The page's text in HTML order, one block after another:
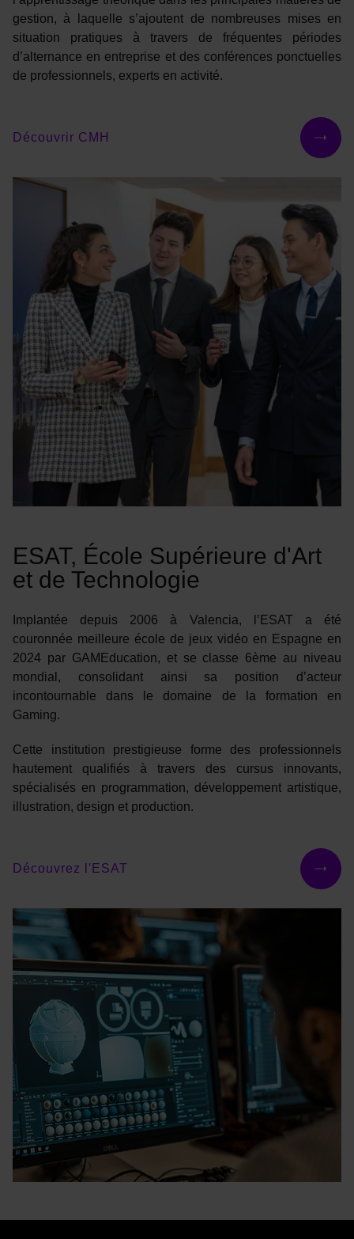
gestion, à laquelle s’ajoutent de nombreuses mises en
situation pratiques à travers de fréquentes périodes
d’alternance en entreprise et des conférences ponctuelles
de professionnels, experts en activité.
Découvrir CMH
ESAT, École Supérieure d'Art
et de Technologie
Implantée depuis 2006 à Valencia, l’ESAT a été
couronnée meilleure école de jeux vidéo en Espagne en
2024 par GAMEducation, et se classe 6ème au niveau
mondial, consolidant ainsi sa position d’acteur
incontournable dans le domaine de la formation en
Gaming.
Cette institution prestigieuse forme des professionnels
hautement qualifiés à travers des cursus innovants,
spécialisés en programmation, développement artistique,
illustration, design et production.
Découvrez l'ESAT